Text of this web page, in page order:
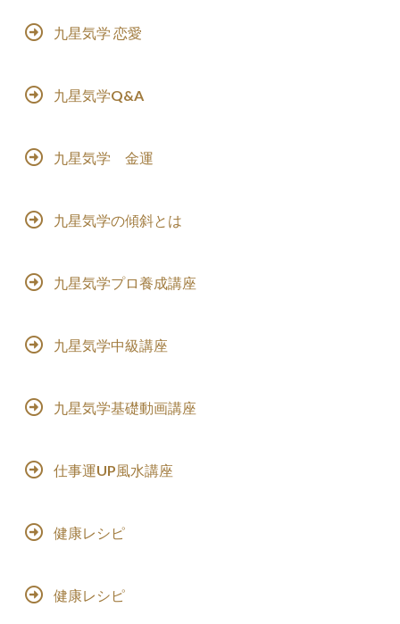
九星気学 恋愛
九星気学Q&A
九星気学 金運
九星気学の傾斜とは
九星気学プロ養成講座
九星気学中級講座
九星気学基礎動画講座
仕事運UP風水講座
健康レシピ
健康レシピ